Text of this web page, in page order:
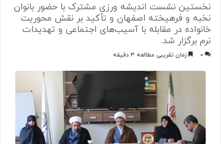
نخستین نشست اندیشه ورزی مشترک با حضور بانوان
نخبه و فرهیخته اصفهان و تأکید بر نقش محوریت
خانواده در مقابله با آسیب‌های اجتماعی و تهدیدات
نرم برگزار شد.
0 زمان تقریبی مطالعه 3 دقیقه